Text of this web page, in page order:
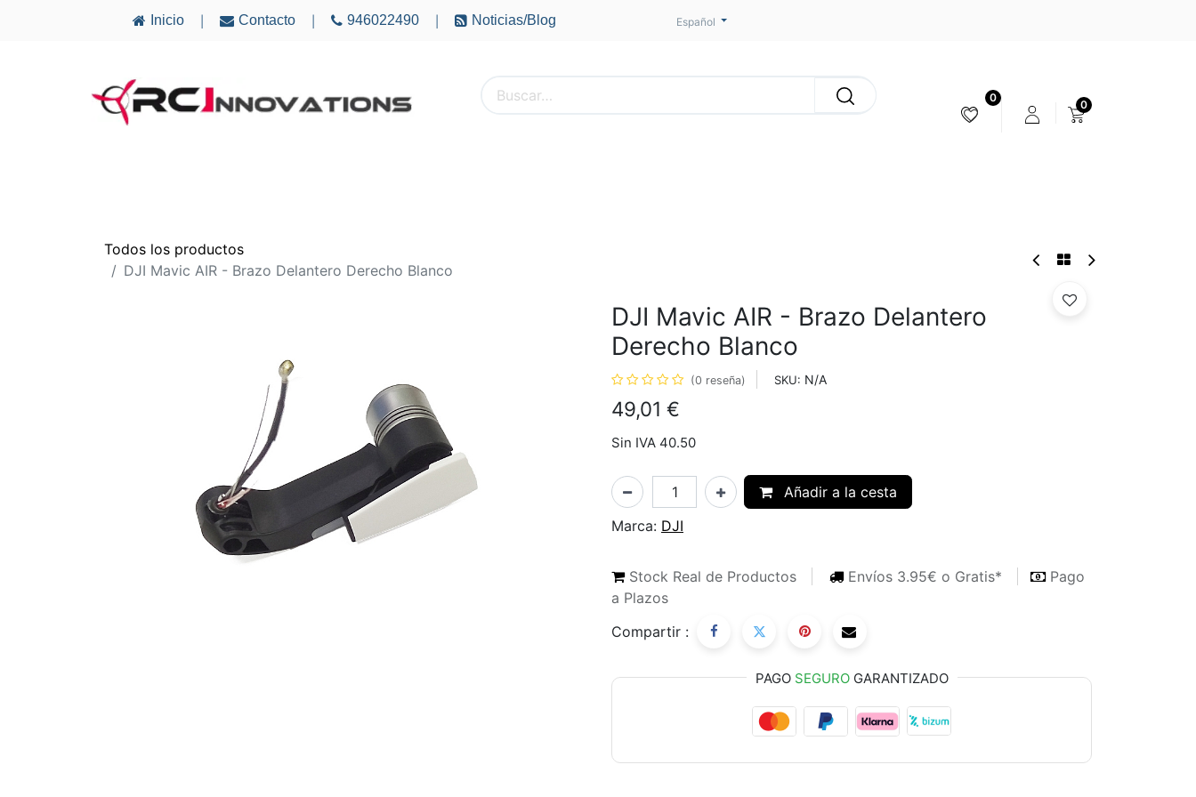
Inicio Contacto 946022490 Noticias/Blog Español
0
0
Todos los productos
DJI Mavic AIR - Brazo Delantero Derecho Blanco
DJI Mavic AIR - Brazo Delantero
Derecho Blanco
(0 reseña) SKU: N/A
49,01 €
Sin IVA 40.50
Añadir a la cesta
Marca: DJI
Stock Real de Productos Envíos 3.95€ o Gratis*
Pago
a Plazos
Compartir :
PAGO SEGUROGARANTIZADO